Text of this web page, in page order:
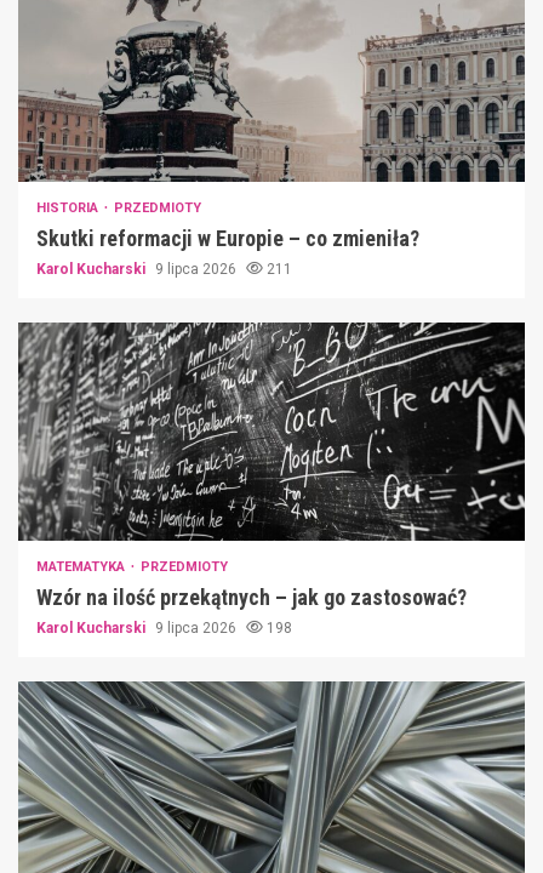
HISTORIA PRZEDMIOTY
Skutki reformacji w Europie – co zmieniła?
Karol Kucharski 9 lipca 2026 211
MATEMATYKA PRZEDMIOTY
Wzór na ilość przekątnych – jak go zastosować?
Karol Kucharski 9 lipca 2026 198